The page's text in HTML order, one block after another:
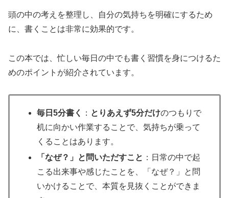
頭の中の考えを整理し、自分の気持ちを明確にするため
に、書くことは非常に効果的です。
この本では、忙しい毎日の中でも書く習慣を身につけるた
めのポイントが紹介されています。
毎日5分書く ： とりあえず5分だけのつもりで
机に向かい作業することで、気持ちが乗って
くることはあります。
「なぜ？」と問いただすこと ：日常の中で起
こる出来事や感じたことを、「なぜ？」と問
いかけることで、本質を見抜くことができま